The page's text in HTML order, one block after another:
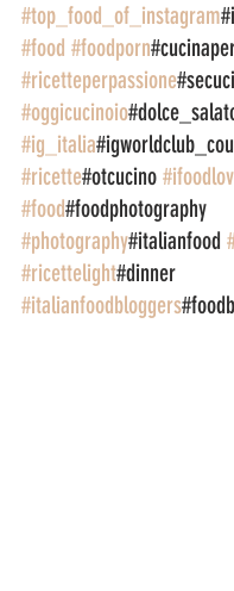
#top_food_of_instagram
#food #foodporn
#ricetteperpassione
#oggicucinoio
#ig_italia
#ricette#otcucino
#food#foodphotography
#photography#italianfood
#ricettelight#dinner
#italianfoodbloggers